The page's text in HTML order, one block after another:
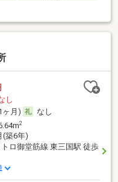
し
ヶ月)
なし
2
(築6年)
ロ御堂筋線 東三国駅 徒歩